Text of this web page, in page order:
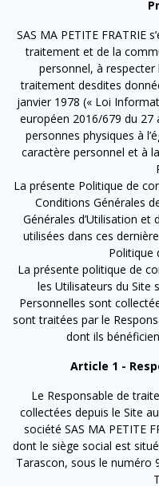
SAS MA PETITE FRATRIE
traitement et de la
personnel, à
traitement desdites
janvier 1978 (« Loi
européen 2016/679 du
personnes physiques à
caractère personnel et à
La présente Politique de
Conditions Générales
Générales d’Utilisation et
utilisées dans ces
Politique
La présente politique de
les Utilisateurs du Site
Personnelles sont
sont traitées par le
dont ils
Article 1 -
Le Responsable de
collectées depuis le Site
société SAS MA PETITE
dont le siège social est
Tarascon, sous le numéro